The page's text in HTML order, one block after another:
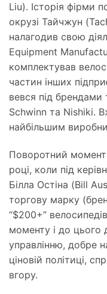
Liu). Історія фірми
окрузі Тайчжун
налагодив свою
Equipment
комплектував
частин інших
вевся під брендами
Schwinn та Nishiki.
найбільшим
Поворотний момент
році, коли під
Білла Остіна (Bill
торгову марку
“$200+”
моменту і до цього
управлінню, добре
ціновій політиці,
вгору.